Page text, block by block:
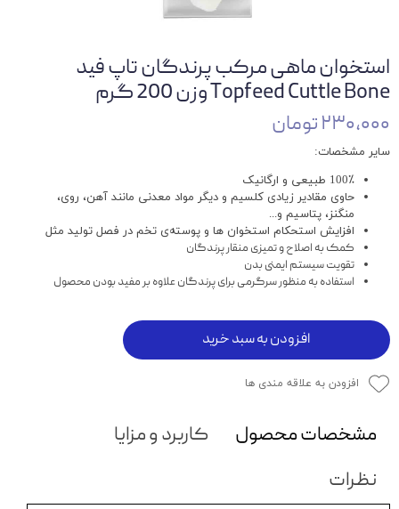
استخوان ماهی مرکب پرندگان تاپ فید
Topfeed Cuttle Bone وزن 200 گرم
۲۳۰,۰۰۰ تومان
سایر مشخصات:
100٪ طبیعی و ارگانیک
حاوی مقادیر زیادی کلسیم و دیگر مواد معدنی مانند آهن، روی،
منگنز، پتاسیم و...
افزایش استحکام استخوان ها و پوسته‌ی تخم در فصل تولید مثل
کمک به اصلاح و تمیزی منقار پرندگان
تقویت سیستم ایمنی بدن
استفاده به منظور سرگرمی برای پرندگان علاوه بر مفید بودن محصول
افزودن به سبد خرید
افزودن به علاقه مندی ها
مشخصات محصول
کاربرد و مزایا
نظرات